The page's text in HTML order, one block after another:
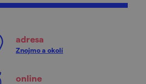
adresa
Znojmo a okolí
online